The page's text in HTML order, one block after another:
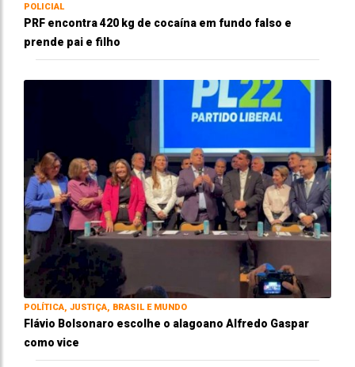
POLICIAL
PRF encontra 420 kg de cocaína em fundo falso e
prende pai e filho
POLÍTICA, JUSTIÇA, BRASIL E MUNDO
Flávio Bolsonaro escolhe o alagoano Alfredo Gaspar
como vice